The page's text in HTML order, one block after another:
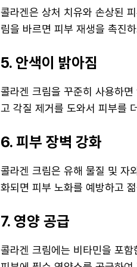
콜라겐은 상처 치유와 손상된
림을 바르면 피부 재생을 촉진
5. 안색이 밝아짐
콜라겐 크림을 꾸준히 사용하
고 각질 제거를 도와서 피부를
6. 피부 장벽 강화
콜라겐 크림은 유해 물질 및 자
화되면 피부 노화를 예방하고
7. 영양 공급
콜라겐 크림에는 비타민을 포